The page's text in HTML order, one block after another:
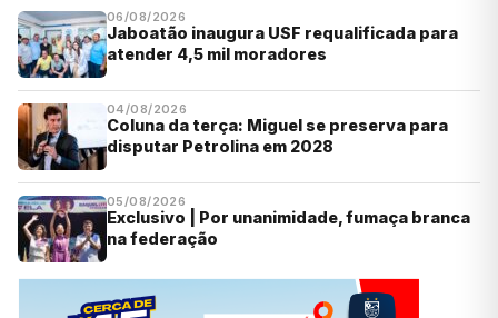
06/08/2026
Jaboatão inaugura USF requalificada para
atender 4,5 mil moradores
04/08/2026
Coluna da terça: Miguel se preserva para
disputar Petrolina em 2028
05/08/2026
Exclusivo | Por unanimidade, fumaça branca
na federação